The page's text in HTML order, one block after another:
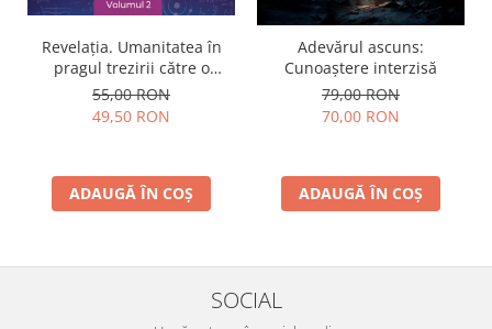
Revelația. Umanitatea în
pragul trezirii către o
conştientizare superioară,
volumul 2
55,00 RON
49,50 RON
ADAUGĂ ÎN COȘ
Adevărul ascuns:
Cunoaștere interzisă
79,00 RON
70,00 RON
ADAUGĂ ÎN COȘ
SOCIAL